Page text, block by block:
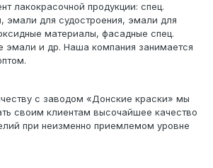
лакокрасочной продукции: спец.
эмали для судостроения, эмали для
материалы, фасадные спец.
эмали и др. Наша компания занимается
с заводом «Донские краски» мы
своим клиентам высочайшее качество
при неизменно приемлемом уровне